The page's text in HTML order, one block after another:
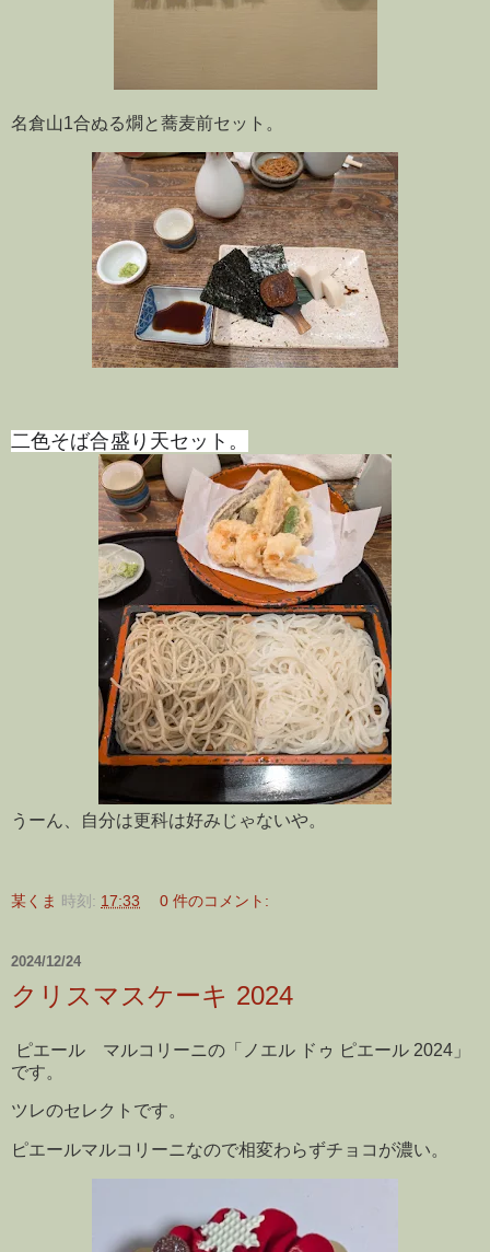
名倉山1合ぬる燗と蕎麦前セット。
二色そば合盛り天セット。
うーん、自分は更科は好みじゃないや。
某くま 時刻: 17:33 0 件のコメント:
2024/12/24
クリスマスケーキ 2024
ピエール マルコリーニの「ノエル ドゥ ピエール 2024」
です。
ツレのセレクトです。
ピエールマルコリーニなので相変わらずチョコが濃い。